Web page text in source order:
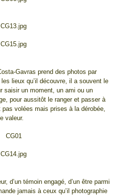
Gavras prend des photos par
lieux qu’il découvre, il a souvent le
saisir un moment, un ami ou un
pour aussitôt le ranger et passer à
volées mais prises à la dérobée,
valeur.
d’un témoin engagé, d’un être parmi
jamais à ceux qu’il photographie